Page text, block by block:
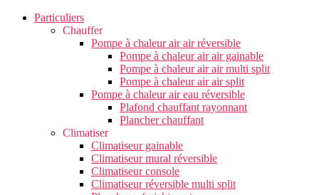
Particuliers
Chauffer
Pompe à chaleur air air réversible
Pompe à chaleur air air gainable
Pompe à chaleur air air multi split
Pompe à chaleur air air split
Pompe à chaleur air eau réversible
Plafond chauffant rayonnant
Plancher chauffant
Climatiser
Climatiseur gainable
Climatiseur mural réversible
Climatiseur console
Climatiseur réversible multi split